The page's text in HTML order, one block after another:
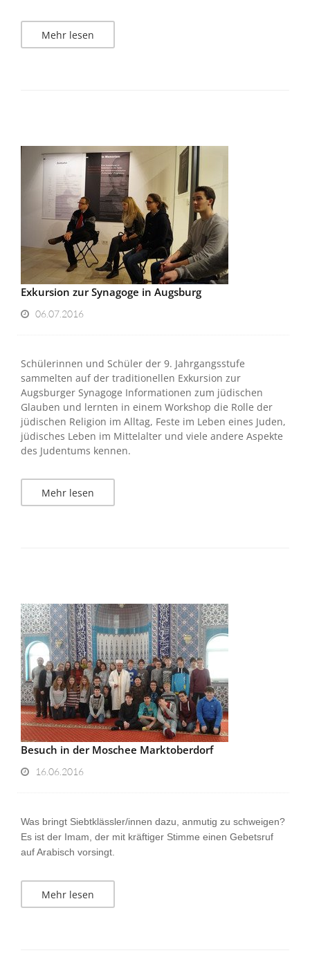
Mehr lesen
Exkursion zur Synagoge in Augsburg
06.07.2016
Schülerinnen und Schüler der 9. Jahrgangsstufe
sammelten auf der traditionellen Exkursion zur
Augsburger Synagoge Informationen zum jüdischen
Glauben und lernten in einem Workshop die Rolle der
jüdischen Religion im Alltag, Feste im Leben eines Juden,
jüdisches Leben im Mittelalter und viele andere Aspekte
des Judentums kennen.
Mehr lesen
Besuch in der Moschee Marktoberdorf
16.06.2016
Was bringt Siebtklässler/innen dazu, anmutig zu schweigen?
Es ist der Imam, der mit kräftiger Stimme einen Gebetsruf
auf Arabisch vorsingt
Mehr lesen